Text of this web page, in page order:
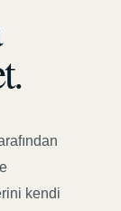
kendi